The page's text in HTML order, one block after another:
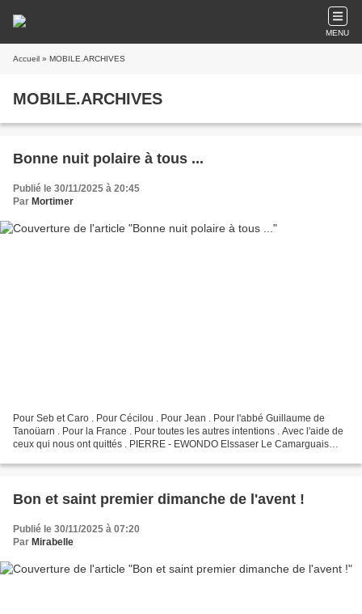
MENU
Accueil » MOBILE.ARCHIVES
MOBILE.ARCHIVES
Bonne nuit polaire à tous ...
Publié le 30/11/2025 à 20:45
Par Mortimer
Pour Seb et Caro . Pour Cécilou . Pour Jean . Pour l'abbé Guillaume de
Tanoüarn . Pour la France . Pour toutes les autres intentions . Avec l'aide de
ceux qui nous ont quittés . PIERRE - EWONDO Elssaser Le Camarguais
Bon et saint premier dimanche de l'avent !
Publié le 30/11/2025 à 07:20
Par Mirabelle